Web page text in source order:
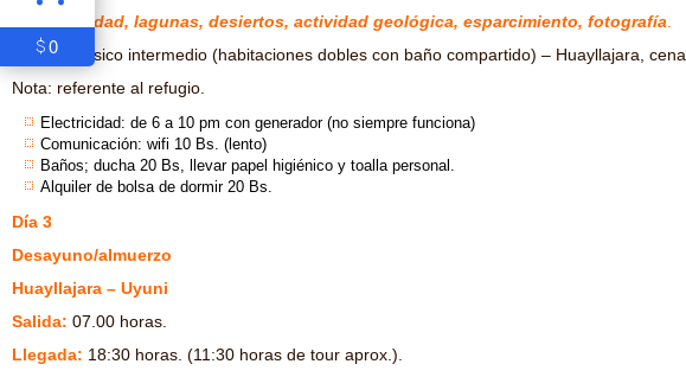
Biodiversidad, lagunas, desiertos, actividad geológica, esparcimiento, fotografía.
Refugio básico intermedio (habitaciones dobles con baño compartido) – Huayllajara,
Nota: referente al refugio.
Electricidad: de 6 a 10 pm con generador (no siempre funciona)
Comunicación: wifi 10 Bs. (lento)
Baños; ducha 20 Bs, llevar papel higiénico y toalla personal.
Alquiler de bolsa de dormir 20 Bs.
Día 3
Desayuno/almuerzo
Huayllajara – Uyuni
Salida: 07.00 horas.
Llegada: 18:30 horas. (11:30 horas de tour aprox.).
$0